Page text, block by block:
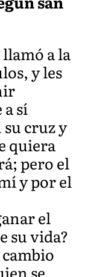
a la
y les
sí
cruz y
quiera
pero el
y por el
el
su vida?
se